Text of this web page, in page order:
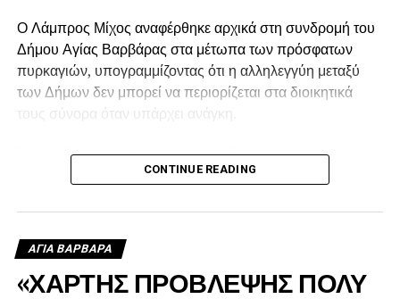
Ο Λάμπρος Μίχος αναφέρθηκε αρχικά στη συνδρομή του
Δήμου Αγίας Βαρβάρας στα μέτωπα των πρόσφατων
πυρκαγιών, υπογραμμίζοντας ότι η αλληλεγγύη μεταξύ
των Δήμων δεν μπορεί να περιορίζεται στα διοικητικά
τους σύνορα όταν υπάρχει ανάγκη.
Όπως εξήγησε, ο Δήμος έστειλε υδροφόρα στις πληγείσες
περιοχές, η οποία αρχικά χρησιμοποιήθηκε για τον
νερό τα ελικόπτερα, ενώ μετά τη δύση του ήλιου συνέχισε
να τροφοδοτεί με νερό τα πυροσβεστικά οχήματα.
CONTINUE READING
ΑΓΙΑ ΒΑΡΒΑΡΑ
«ΧΑΡΤΗΣ ΠΡΟΒΛΕΨΗΣ ΠΟΛΥ